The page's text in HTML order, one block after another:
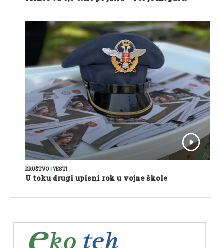
DRUŠTVO|VESTI
U toku drugi upisni rok u vojne škole